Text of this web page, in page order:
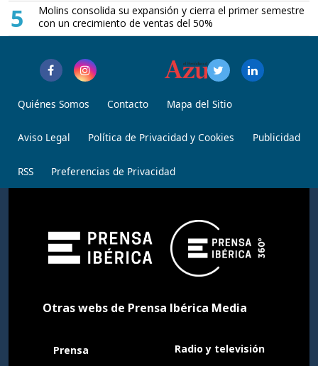
5
Molins consolida su expansión y cierra el primer semestre
con un crecimiento de ventas del 50%
Quiénes Somos Contacto Mapa del Sitio
Aviso Legal Política de Privacidad y Cookies Publicidad
RSS Preferencias de Privacidad
Otras webs de Prensa Ibérica Media
Prensa Radio y televisión